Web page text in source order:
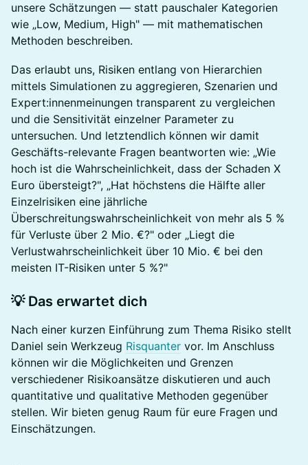
unsere Schätzungen — statt pauschaler Kategorien
wie „Low, Medium, High" — mit mathematischen
Methoden beschreiben.
Das erlaubt uns, Risiken entlang von Hierarchien
mittels Simulationen zu aggregieren, Szenarien und
Expert:innenmeinungen transparent zu vergleichen
und die Sensitivität einzelner Parameter zu
untersuchen. Und letztendlich können wir damit
Geschäfts-relevante Fragen beantworten wie: „Wie
hoch ist die Wahrscheinlichkeit, dass der Schaden X
Euro übersteigt?", „Hat höchstens die Hälfte aller
Einzelrisiken eine jährliche
Überschreitungswahrscheinlichkeit von mehr als 5 %
für Verluste über 2 Mio. €?" oder „Liegt die
Verlustwahrscheinlichkeit über 10 Mio. € bei den
meisten IT-Risiken unter 5 %?"
💡 Das erwartet dich
Nach einer kurzen Einführung zum Thema Risiko stellt
Daniel sein Werkzeug Risquanter vor. Im Anschluss
können wir die Möglichkeiten und Grenzen
verschiedener Risikoansätze diskutieren und auch
quantitative und qualitative Methoden gegenüber
stellen. Wir bieten genug Raum für eure Fragen und
Einschätzungen.